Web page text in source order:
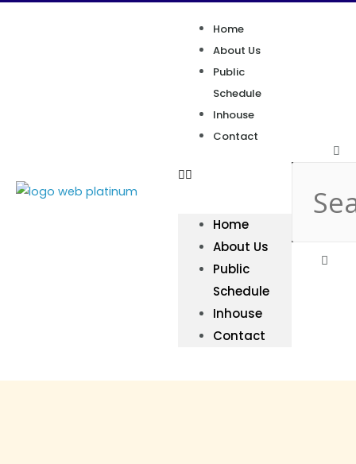
Home
About Us
Public
Schedule
Inhouse
Contact
Home
About Us
Public
Schedule
Inhouse
Contact